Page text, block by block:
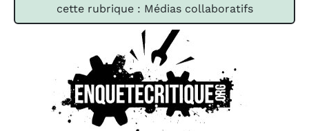
cette rubrique : Médias collaboratifs